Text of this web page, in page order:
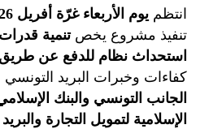
يوم الأربعاء غرّة أفريل 2026
مشروع يخصتنمية قدرات
نظام للدفع عن طريق
وخبرات البريد التونسي
التونسي والبنك الإسلامي
لتمويل التجارة والبريد